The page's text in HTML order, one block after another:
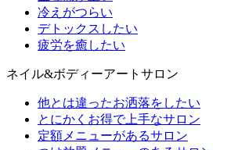
冷えがつらい
デトックスしたい
疲労を癒したい
ネイル&ボディーアートサロン
他とは違ったお洒落をしたい
とにかくお得で上手なサロン
定額メニューがあるサロン